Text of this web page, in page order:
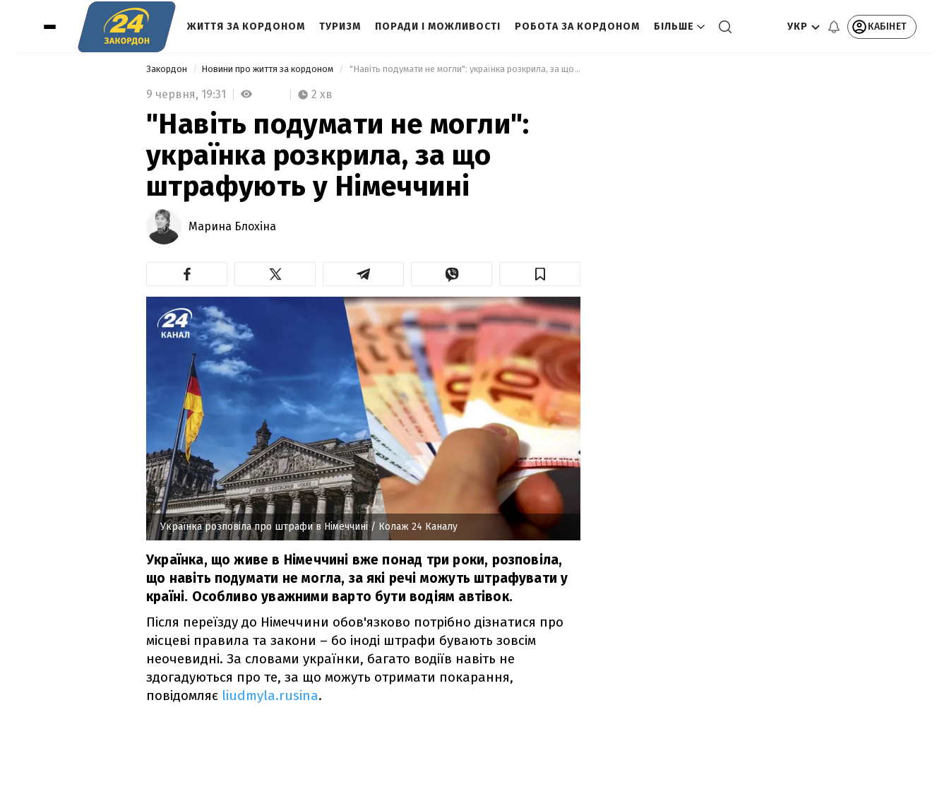
ЖИТТЯ ЗА КОРДОНОМ ТУРИЗМ ПОРАДИ І МОЖЛИВОСТІ РОБОТА ЗА КОРДОНОМ БІЛЬШЕ УКР КАБІНЕТ
Закордон Новини про життя за кордоном "Навіть подумати не могли": українка розкрила, за що штрафують у Німеччині
9 червня, 19:31 2 хв
"Навіть подумати не могли":
українка розкрила, за що
штрафують у Німеччині
Марина Блохіна
Українка розповіла про штрафи в Німеччині/ Колаж 24 Каналу
Українка, що живе в Німеччині вже понад три роки, розповіла,
що навіть подумати не могла, за які речі можуть штрафувати у
країні. Особливо уважними варто бути водіям автівок.
Після переїзду до Німеччини обов'язково потрібно дізнатися про
місцеві правила та закони – бо іноді штрафи бувають зовсім
неочевидні. За словами українки, багато водіїв навіть не
здогадуються про те, за що можуть отримати покарання,
повідомляє liudmyla.rusina.